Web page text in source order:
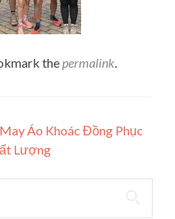
thepermalink.
Áo Khoác Đồng Phục
Lượng